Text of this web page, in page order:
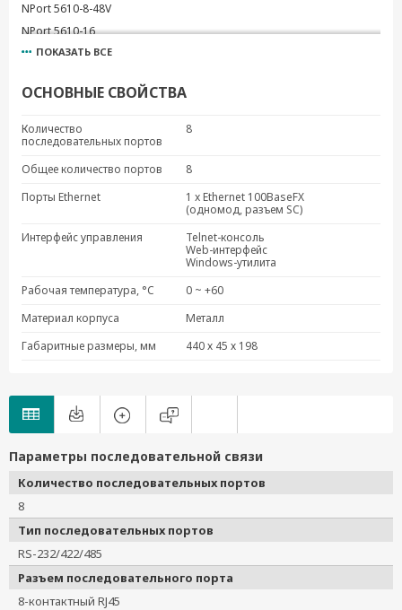
NPort 5610-8-48V
NPort 5610-16
NPort 5610-16-48V
NPort 5630-16
NPort 5650-16-T
NPort 5650-16-M-SC
NPort 5650-8
NPort 5650-8-HV-T
ПОКАЗАТЬ ВСЕ
ОСНОВНЫЕ СВОЙСТВА
Количество
последовательных портов
8
Общее количество портов
8
Порты Ethernet
1 x Ethernet 100BaseFX
(одномод, разъем SC)
Интерфейс управления
Telnet-консоль
Web-интерфейс
Windows-утилита
Рабочая температура, °C
0 ~ +60
Материал корпуса
Металл
Габаритные размеры, мм
440 х 45 х 198
Параметры последовательной связи
Количество последовательных портов
8
Тип последовательных портов
RS-232/422/485
Разъем последовательного порта
8-контактный RJ45